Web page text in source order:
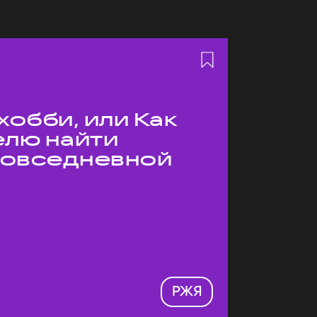
или Как
найти
РЖЯ